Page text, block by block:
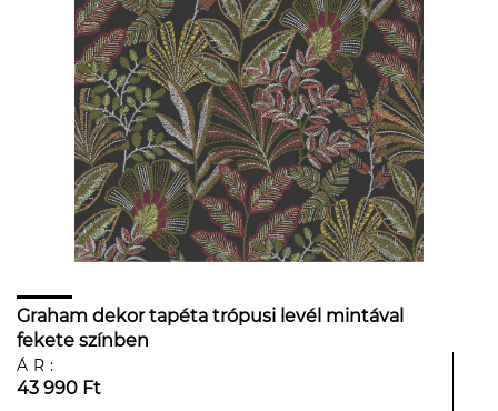
Graham dekor tapéta trópusi levél mintával
fekete színben
ÁR:
43 990 Ft